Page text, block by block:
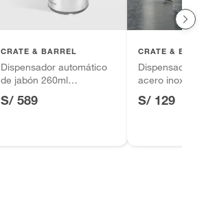
CRATE & BARREL
Dispensador automático
de jabón 260ml
S/ 589
CRATE &
Dispensador
acero
S/ 129